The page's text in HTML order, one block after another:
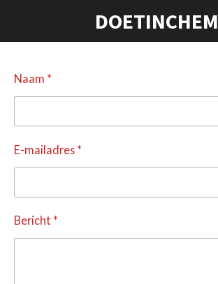
DOETINCHEM
Naam *
E-mailadres *
Bericht *